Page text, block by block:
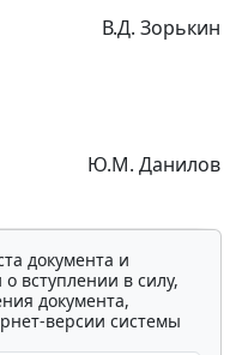
В.Д. Зорькин
Ю.М. Данилов
документа и
вступлении в силу,
документа,
версии системы